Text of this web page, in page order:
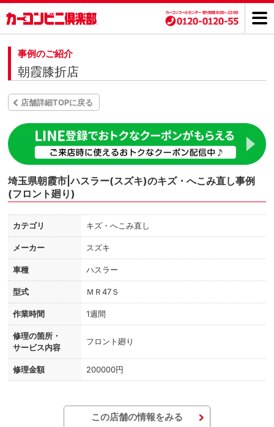
事例のご紹介
朝霞膝折店
店舗詳細TOPに戻る
埼玉県朝霞市|ハスラー(スズキ)のキズ・へこみ直し事例
(フロント廻り)
カテゴリ キズ・へこみ直し
メーカー スズキ
車種 ハスラー
型式 ＭＲ47Ｓ
作業時間 1週間
修理の箇所・
サービス内容
フロント廻り
修理金額 200000円
この店舗の情報をみる